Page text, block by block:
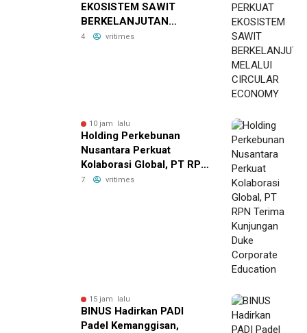
EKOSISTEM SAWIT
BERKELANJUTAN
MELALUI CIRCULAR
4 vritimes
10 jam lalu
Holding Perkebunan
Nusantara Perkuat
Kolaborasi Global, PT RPN
Terima Kunjungan Duke
7 vritimes
15 jam lalu
BINUS Hadirkan PADI
Padel Kemanggisan,